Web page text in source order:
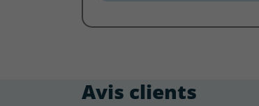
Avis clients